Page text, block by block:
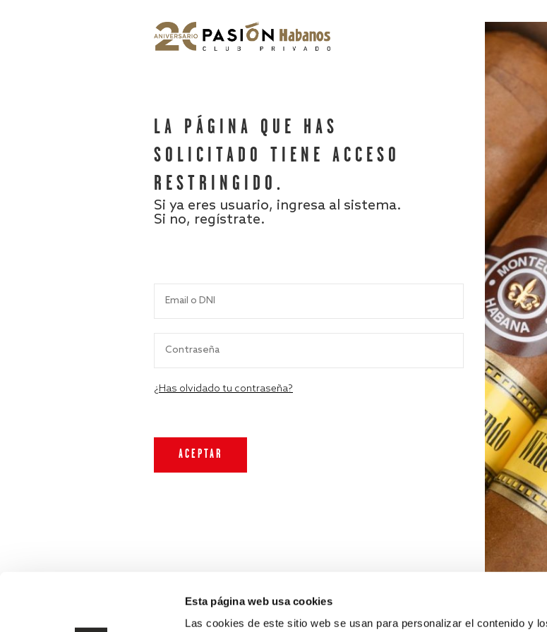
Esta página web usa cookies
Las cookies de este sitio web se usan para personalizar el contenido y
LA PÁGINA QUE HAS
SOLICITADO TIENE ACCESO
RESTRINGIDO.
Si ya eres usuario, ingresa al sistema.
Si no, regístrate.
¿Has olvidado tu contraseña?